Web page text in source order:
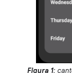
Figura 1: